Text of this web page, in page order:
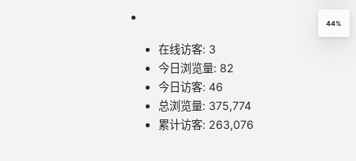
在线访客: 3
今日浏览量: 82
今日访客: 46
总浏览量: 375,774
累计访客: 263,076
44%